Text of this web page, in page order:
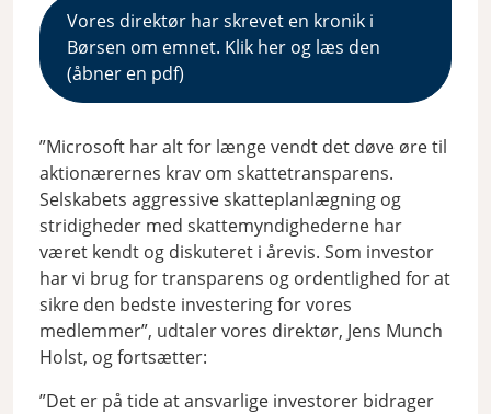
Vores direktør har skrevet en kronik i
Børsen om emnet. Klik her og læs den
(åbner en pdf)
”Microsoft har alt for længe vendt det døve øre til
aktionærernes krav om skattetransparens.
Selskabets aggressive skatteplanlægning og
stridigheder med skattemyndighederne har
været kendt og diskuteret i årevis. Som investor
har vi brug for transparens og ordentlighed for at
sikre den bedste investering for vores
medlemmer”, udtaler vores direktør, Jens Munch
Holst, og fortsætter:
”Det er på tide at ansvarlige investorer bidrager